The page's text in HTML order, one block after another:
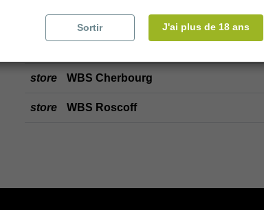
store WBS Cherbourg
store WBS Roscoff
Sortir J'ai plus de 18 ans